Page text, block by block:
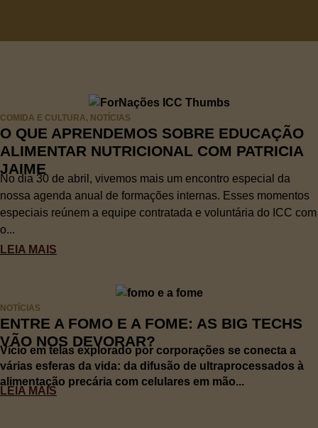
COMIDA E CULTURA, NOTÍCIAS
O QUE APRENDEMOS SOBRE EDUCAÇÃO
ALIMENTAR NUTRICIONAL COM PATRICIA
JAIME
No dia 30 de abril, vivemos mais um encontro especial da
nossa agenda anual de formações internas. Esses momentos
especiais reúnem a equipe contratada e voluntária do ICC com
o...
LEIA MAIS
NOTÍCIAS
ENTRE A FOMO E A FOME: AS BIG TECHS
VÃO NOS DEVORAR?
Vício em telas explorado por corporações se conecta a
várias esferas da vida: da difusão de ultraprocessados à
alimentação precária com celulares em mão...
LEIA MAIS